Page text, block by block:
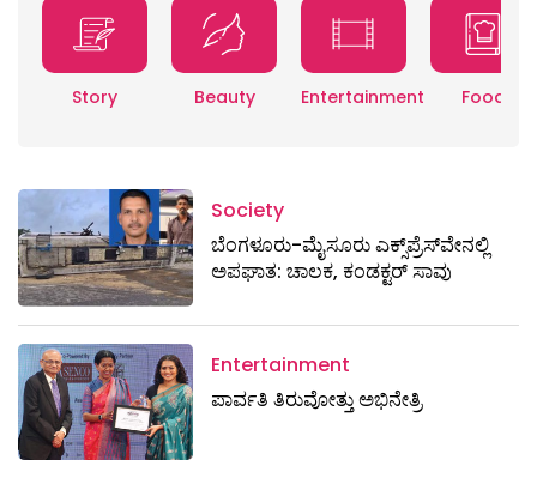
Story Beauty Entertainment Food
Society
ಬೆಂಗಳೂರು-ಮೈಸೂರು ಎಕ್ಸ್​ಪ್ರೆಸ್‌ವೇನಲ್ಲಿ
ಅಪಘಾತ: ಚಾಲಕ, ಕಂಡಕ್ಟರ್ ಸಾವು
Entertainment
ಪಾರ್ವತಿ ತಿರುವೋತ್ತು ಅಭಿನೇತ್ರಿ